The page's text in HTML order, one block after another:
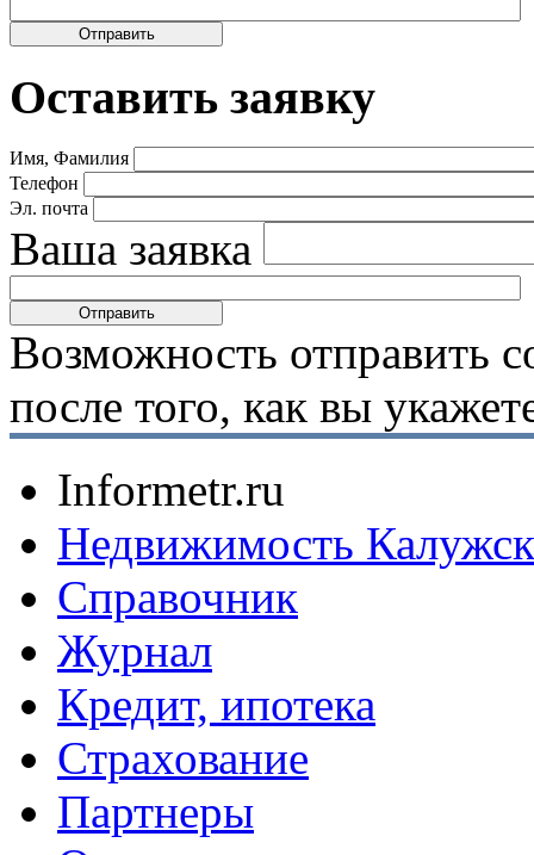
Оставить заявку
Имя, Фамилия
Телефон
Эл. почта
Ваша заявка
Возможность отправить
после того, как вы
Informetr.ru
Недвижимость
Справочник
Журнал
Кредит, ипотека
Страхование
Партнеры